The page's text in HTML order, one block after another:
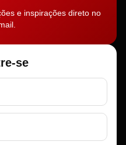
e inspirações direto no
se